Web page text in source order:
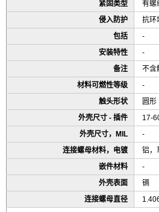
紧固类型
有螺
侵入防护
抗环
包括
-
安装特性
-
备注
不含
材料可燃性等级
-
触头形状
圆形
外壳尺寸 - 插件
17-
外壳尺寸，MIL
-
连接螺母材料，电镀
铝，
嵌件材料
-
外壳表面
镉
连接螺母直径